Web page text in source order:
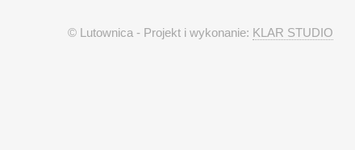
© Lutownica - Projekt i wykonanie: KLAR STUDIO